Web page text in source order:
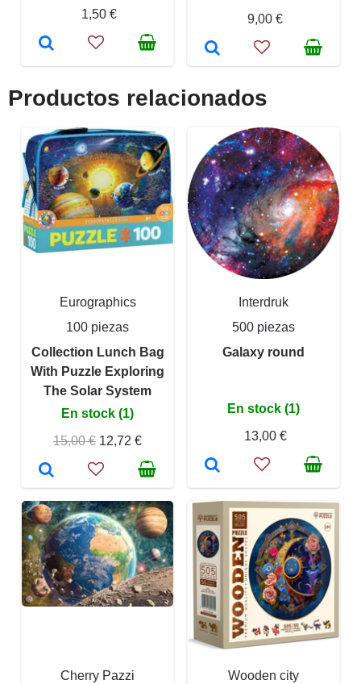
1,50 €
9,00 €
Productos relacionados
Eurographics
100 piezas
Collection Lunch Bag
With Puzzle Exploring
The Solar System
En stock (1)
15,00 € 12,72 €
Interdruk
500 piezas
Galaxy round
En stock (1)
13,00 €
Cherry Pazzi
Wooden city